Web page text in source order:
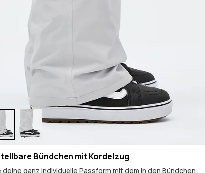
Bündchen mit Kordelzug
deine ganz individuelle Passform mit dem in den Bündchen